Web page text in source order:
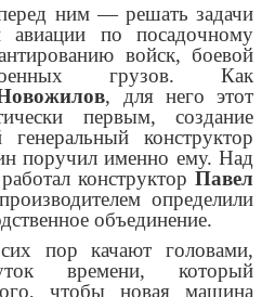
ним — решать задачи
авиации по посадочному
войск, боевой
грузов. Как
, для него этот
первым, создание
конструктор
поручил именно ему. Над
конструктор Павел
определили
объединение.
пор качают головами,
времени, который
чтобы новая машина